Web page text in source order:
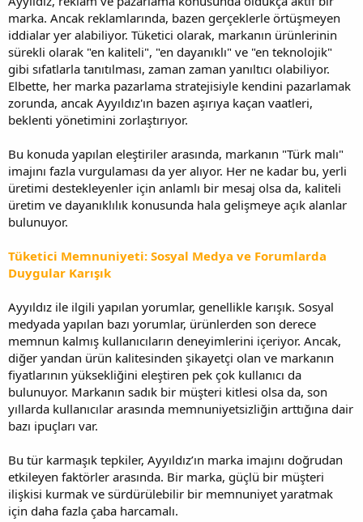
marka. Ancak reklamlarında, bazen gerçeklerle örtüşmeyen
iddialar yer alabiliyor. Tüketici olarak, markanın ürünlerinin
sürekli olarak "en kaliteli", "en dayanıklı" ve "en teknolojik"
gibi sıfatlarla tanıtılması, zaman zaman yanıltıcı olabiliyor.
Elbette, her marka pazarlama stratejisiyle kendini pazarlamak
zorunda, ancak Ayyıldız'ın bazen aşırıya kaçan vaatleri,
beklenti yönetimini zorlaştırıyor.
Bu konuda yapılan eleştiriler arasında, markanın "Türk malı"
imajını fazla vurgulaması da yer alıyor. Her ne kadar bu, yerli
üretimi destekleyenler için anlamlı bir mesaj olsa da, kaliteli
üretim ve dayanıklılık konusunda hala gelişmeye açık alanlar
bulunuyor.
Tüketici Memnuniyeti: Sosyal Medya ve Forumlarda
Duygular Karışık
Ayyıldız ile ilgili yapılan yorumlar, genellikle karışık. Sosyal
medyada yapılan bazı yorumlar, ürünlerden son derece
memnun kalmış kullanıcıların deneyimlerini içeriyor. Ancak,
diğer yandan ürün kalitesinden şikayetçi olan ve markanın
fiyatlarının yüksekliğini eleştiren pek çok kullanıcı da
bulunuyor. Markanın sadık bir müşteri kitlesi olsa da, son
yıllarda kullanıcılar arasında memnuniyetsizliğin arttığına dair
bazı ipuçları var.
Bu tür karmaşık tepkiler, Ayyıldız’ın marka imajını doğrudan
etkileyen faktörler arasında. Bir marka, güçlü bir müşteri
ilişkisi kurmak ve sürdürülebilir bir memnuniyet yaratmak
için daha fazla çaba harcamalı.